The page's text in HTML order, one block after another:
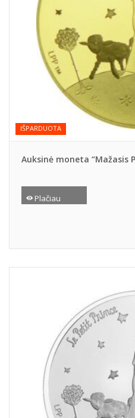
IŠPARDUOTA
Auksinė moneta “Mažasis
Plačiau